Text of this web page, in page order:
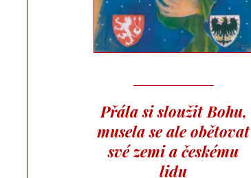
Přála si sloužit Bohu,
musela se ale obětovat
své zemi a českému
lidu